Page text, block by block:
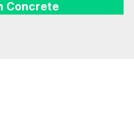
Concrete